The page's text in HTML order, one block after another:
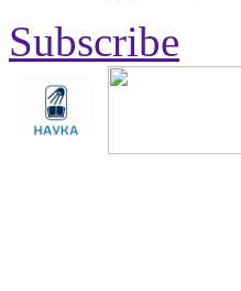
Subscribe